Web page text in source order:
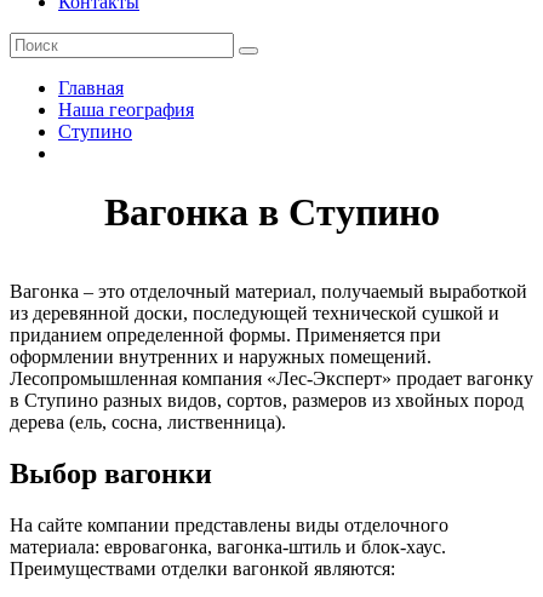
Главная
Наша география
Ступино
Вагонка в Ступино
Вагонка – это отделочный материал, получаемый выработкой
из деревянной доски, последующей технической сушкой и
приданием определенной формы. Применяется при
оформлении внутренних и наружных помещений.
Лесопромышленная компания «Лес-Эксперт» продает вагонку
в Ступино разных видов, сортов, размеров из хвойных пород
дерева (ель, сосна, лиственница).
Выбор вагонки
На сайте компании представлены виды отделочного
материала: евровагонка, вагонка-штиль и блок-хаус.
Преимуществами отделки вагонкой являются: